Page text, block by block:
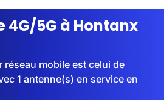
4G/5G à Hontanx
réseau mobile est celui de
1 antenne(s) en service en